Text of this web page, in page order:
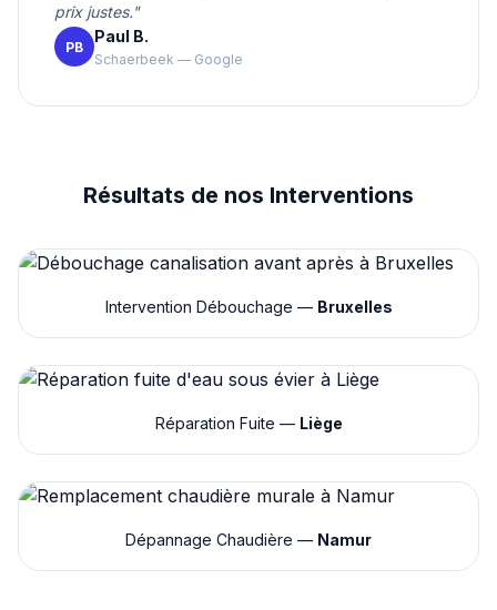
prix justes."
PB
Paul B.
Schaerbeek — Google
Résultats de nos Interventions
Intervention Débouchage — Bruxelles
Réparation Fuite — Liège
Dépannage Chaudière — Namur